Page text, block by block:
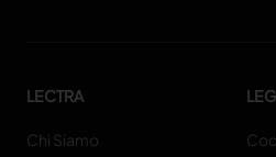
LECTRA
Chi Siamo